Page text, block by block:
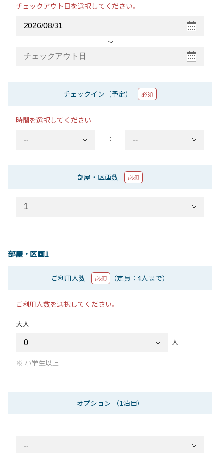
チェックアウト日を選択してください。
〜
チェックイン（予定） 必須
時間を選択してください
：
部屋・区画数 必須
部屋・区画1
ご利用人数 必須 （定員：4人まで）
ご利用人数を選択してください。
大人
人
小学生以上
オプション （1泊目）